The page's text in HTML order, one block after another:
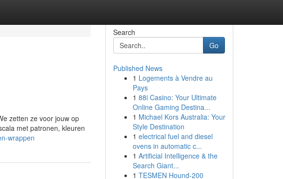
zetten ze voor jouw op
met patronen, kleuren
wrappen
Search
Go
Published News
1 Logements à Vendre au
Pays
1 88i Casino: Your Ultimate
Online Gaming Destina...
1 Michael Kors Australia: Your
Style Destination
1 electrical fuel and diesel
ovens in automatic c...
1 Artificial Intelligence & the
Search Giant...
1 TESMEN Hound-200